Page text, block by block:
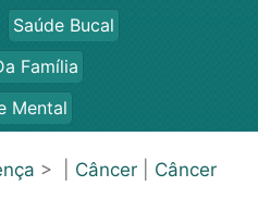
Saúde Bucal
Família
Mental
> | Câncer
Câncer